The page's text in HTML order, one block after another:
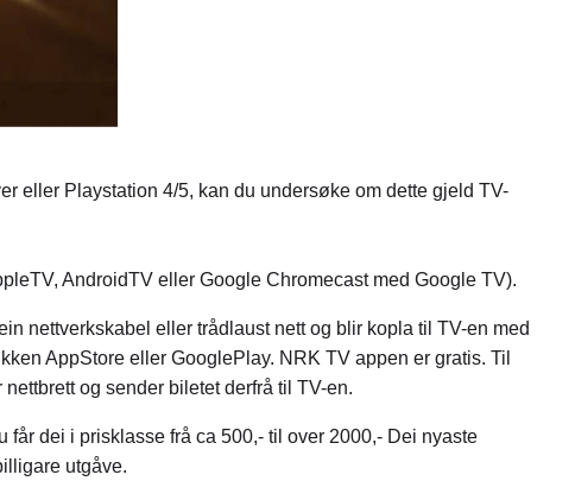
eller Playstation 4/5, kan du undersøke om dette gjeld TV-
AndroidTV eller Google Chromecast med Google TV).
nettverkskabel eller trådlaust nett og blir kopla til TV-en med
AppStore eller GooglePlay. NRK TV appen er gratis. Til
og sender biletet derfrå til TV-en.
dei i prisklasse frå ca 500,- til over 2000,- Dei nyaste
utgåve.